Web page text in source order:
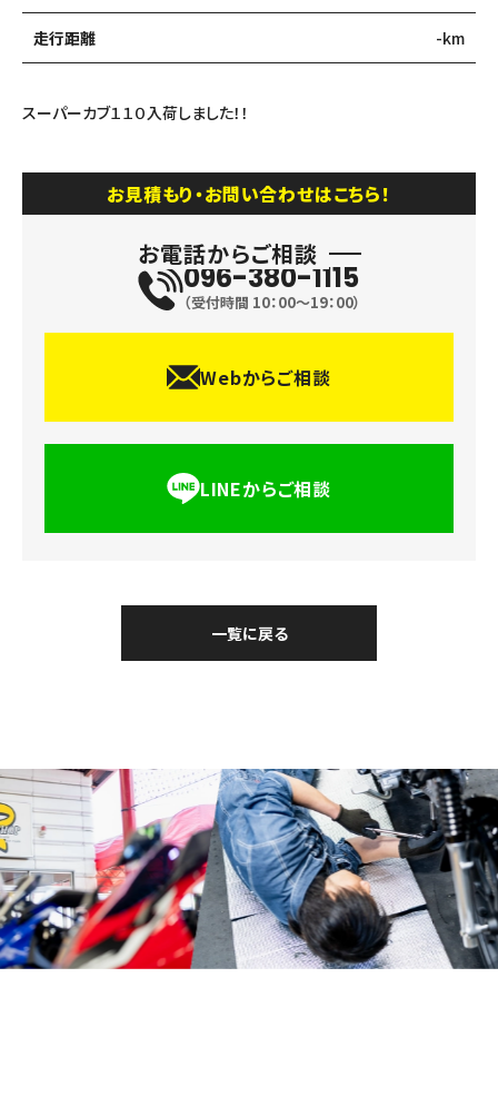
走行距離 -km
スーパーカブ１１０入荷しました！！
お見積もり・お問い合わせはこちら！
お電話からご相談
096-380-1115
（受付時間 10：00〜19：00）
Webからご相談
LINEからご相談
一覧に戻る